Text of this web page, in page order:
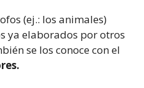
(ej.: los animales)
ya elaborados por otros
se los conoce con el